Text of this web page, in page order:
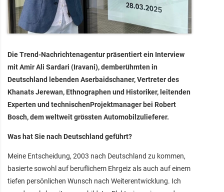
Die Trend-Nachrichtenagentur präsentiert ein Interview
mit Amir Ali Sardari (Iravani), demberühmten in
Deutschland lebenden Aserbaidschaner, Vertreter des
Khanats Jerewan, Ethnographen und Historiker, leitenden
Experten und technischenProjektmanager bei Robert
Bosch, dem weltweit grössten Automobilzulieferer.
Was hat Sie nach Deutschland geführt?
Meine Entscheidung, 2003 nach Deutschland zu kommen,
basierte sowohl auf beruflichem Ehrgeiz als auch auf einem
tiefen persönlichen Wunsch nach Weiterentwicklung. Ich